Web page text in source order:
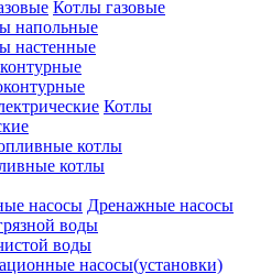
Котлы газовые
напольные
настенные
Котлы
котлы
Дренажные насосы
воды
воды